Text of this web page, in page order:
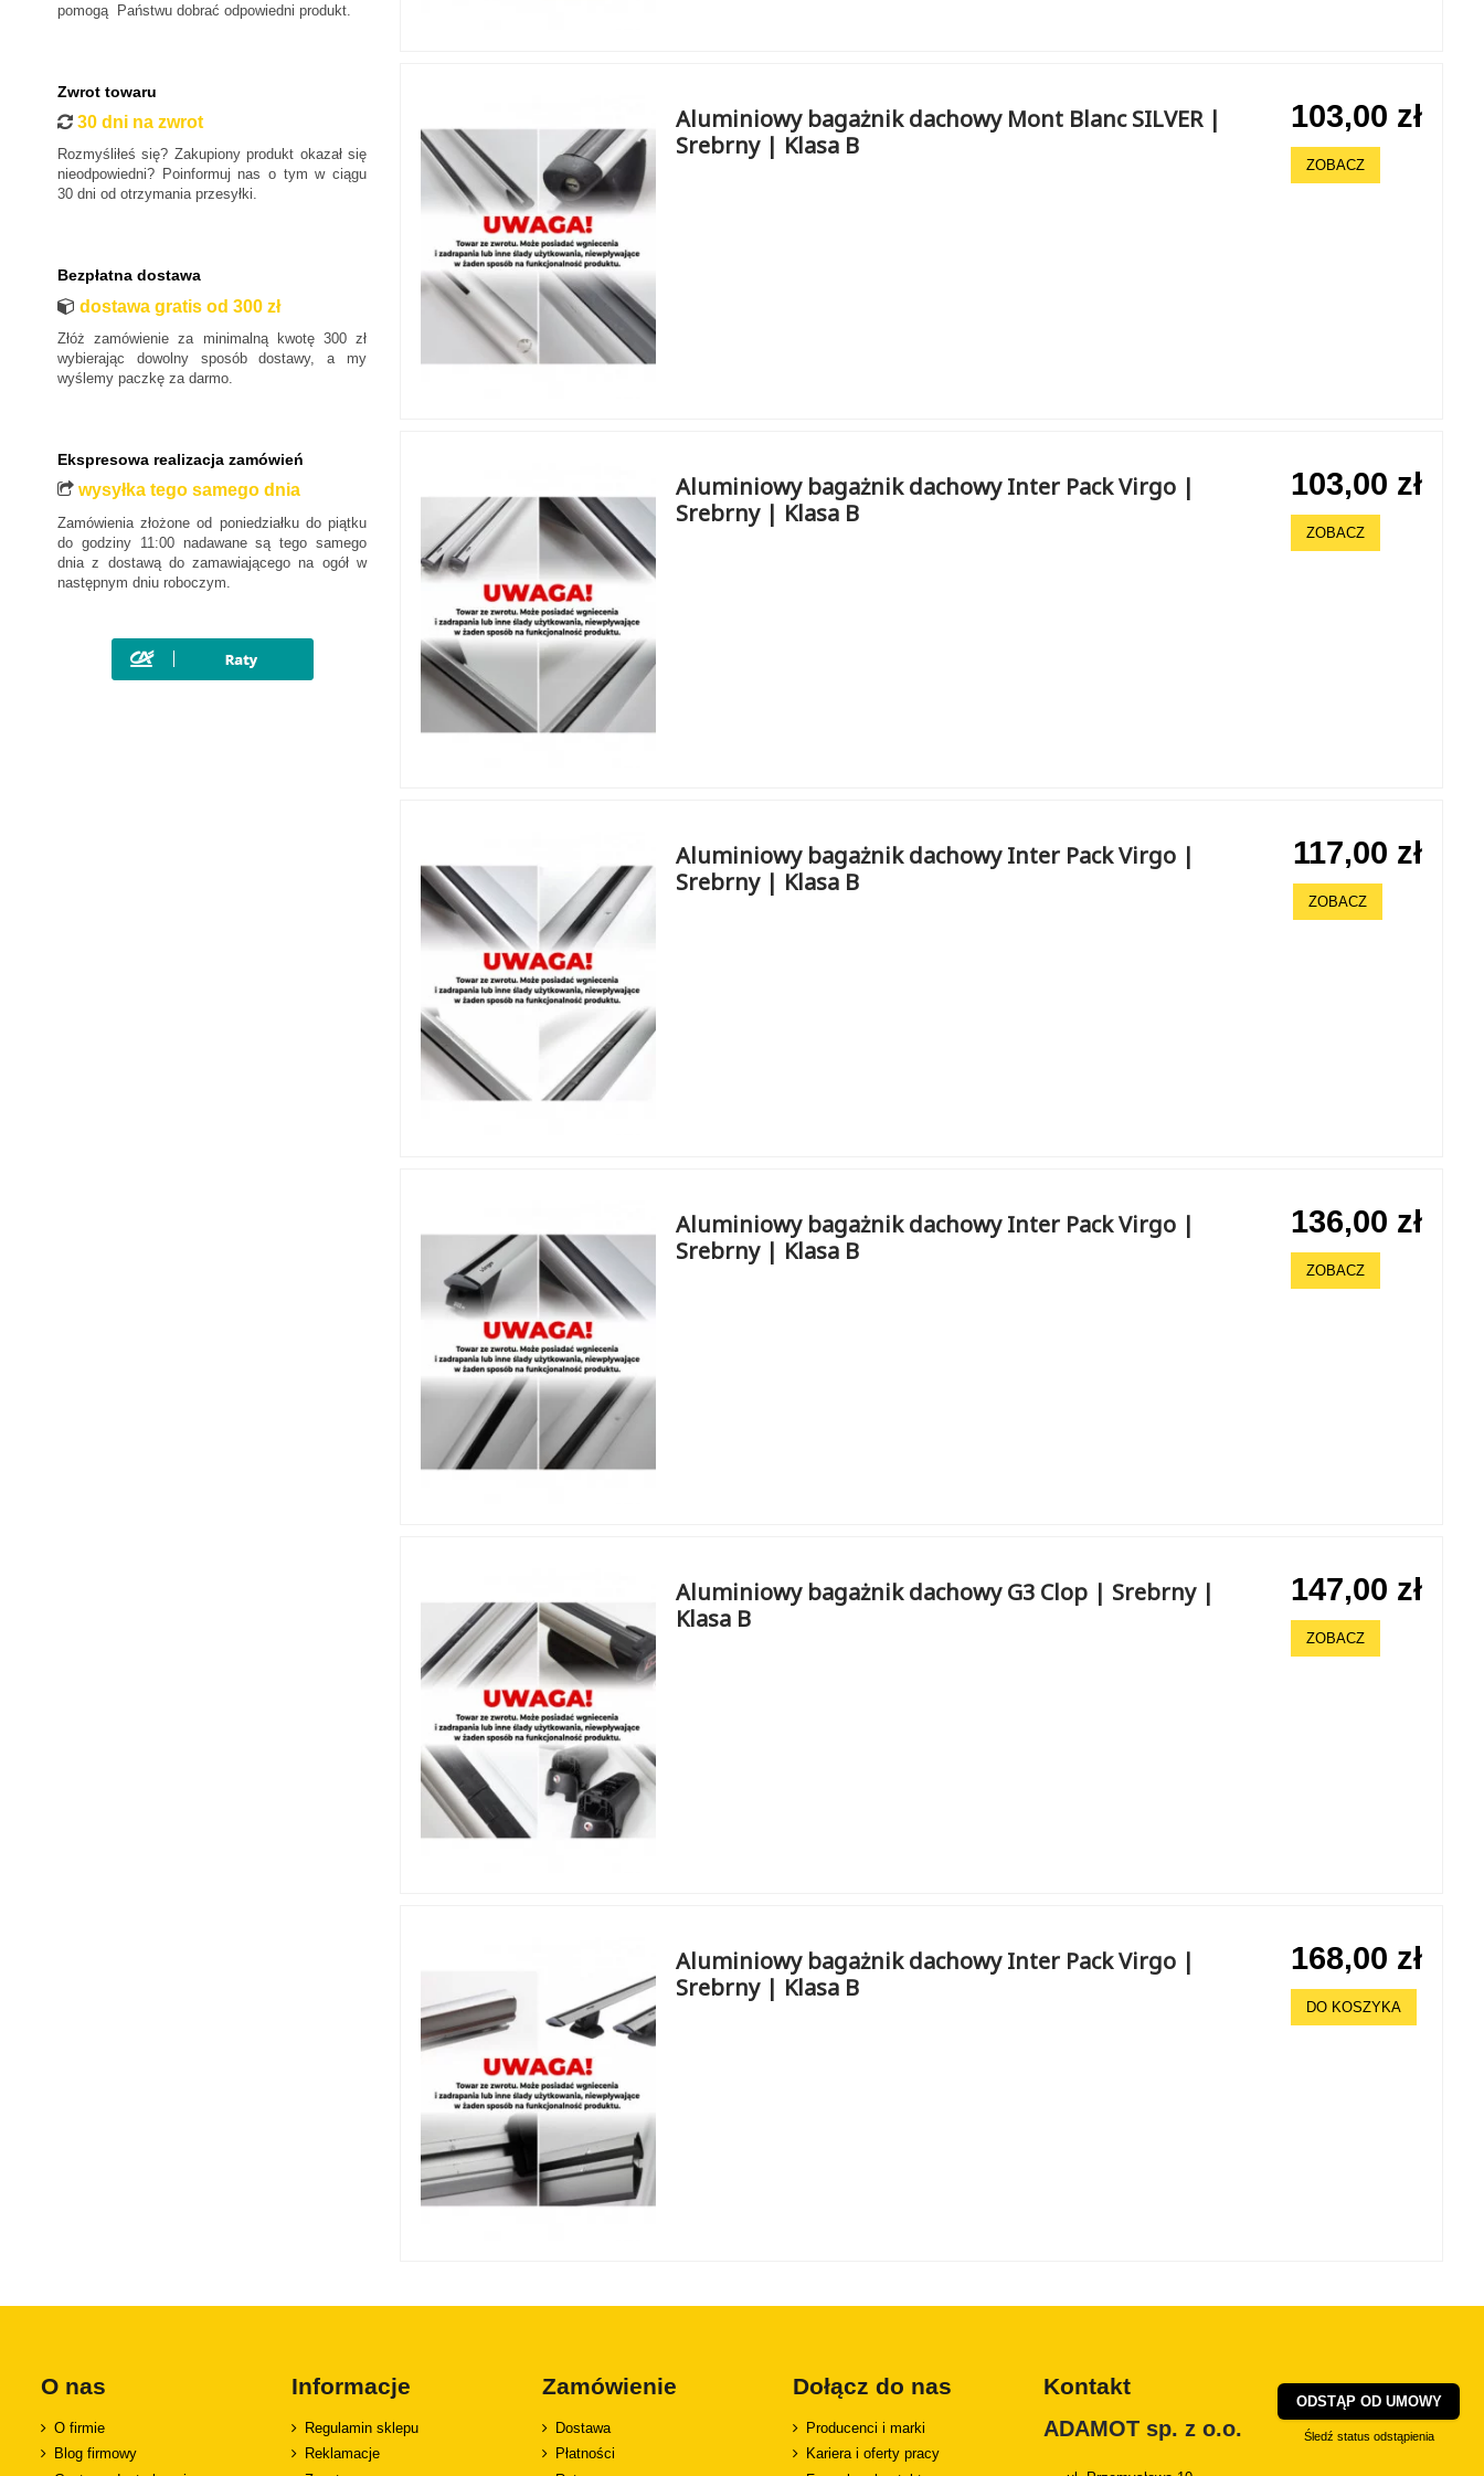
Aluminiowy bagażnik dachowy Mont Blanc SILVER |
Srebrny | Klasa B
103,00 zł
ZOBACZ
Aluminiowy bagażnik dachowy Inter Pack Virgo |
Srebrny | Klasa B
103,00 zł
ZOBACZ
Aluminiowy bagażnik dachowy Inter Pack Virgo |
Srebrny | Klasa B
117,00 zł
ZOBACZ
Aluminiowy bagażnik dachowy Inter Pack Virgo |
Srebrny | Klasa B
136,00 zł
ZOBACZ
Aluminiowy bagażnik dachowy G3 Clop | Srebrny |
Klasa B
147,00 zł
ZOBACZ
Aluminiowy bagażnik dachowy Inter Pack Virgo |
Srebrny | Klasa B
168,00 zł
DO KOSZYKA
pomogą Państwu dobrać odpowiedni produkt.
Zwrot towaru
30 dni na zwrot
Rozmyśliłeś się? Zakupiony produkt okazał się
nieodpowiedni? Poinformuj nas o tym w ciągu
30 dni od otrzymania przesyłki.
Bezpłatna dostawa
dostawa gratis od 300 zł
Złóż zamówienie za minimalną kwotę 300 zł
wybierając dowolny sposób dostawy, a my
wyślemy paczkę za darmo.
Ekspresowa realizacja zamówień
wysyłka tego samego dnia
Zamówienia złożone od poniedziałku do piątku
do godziny 11:00 nadawane są tego samego
dnia z dostawą do zamawiającego na ogół w
następnym dniu roboczym.
O nas
O firmie
Blog firmowy
Informacje
Regulamin sklepu
Reklamacje
Zamówienie
Dostawa
Płatności
Dołącz do nas
Producenci i marki
Kariera i oferty pracy
Kontakt
ADAMOT sp. z o.o.
ODSTĄP OD UMOWY
Śledź status odstąpienia